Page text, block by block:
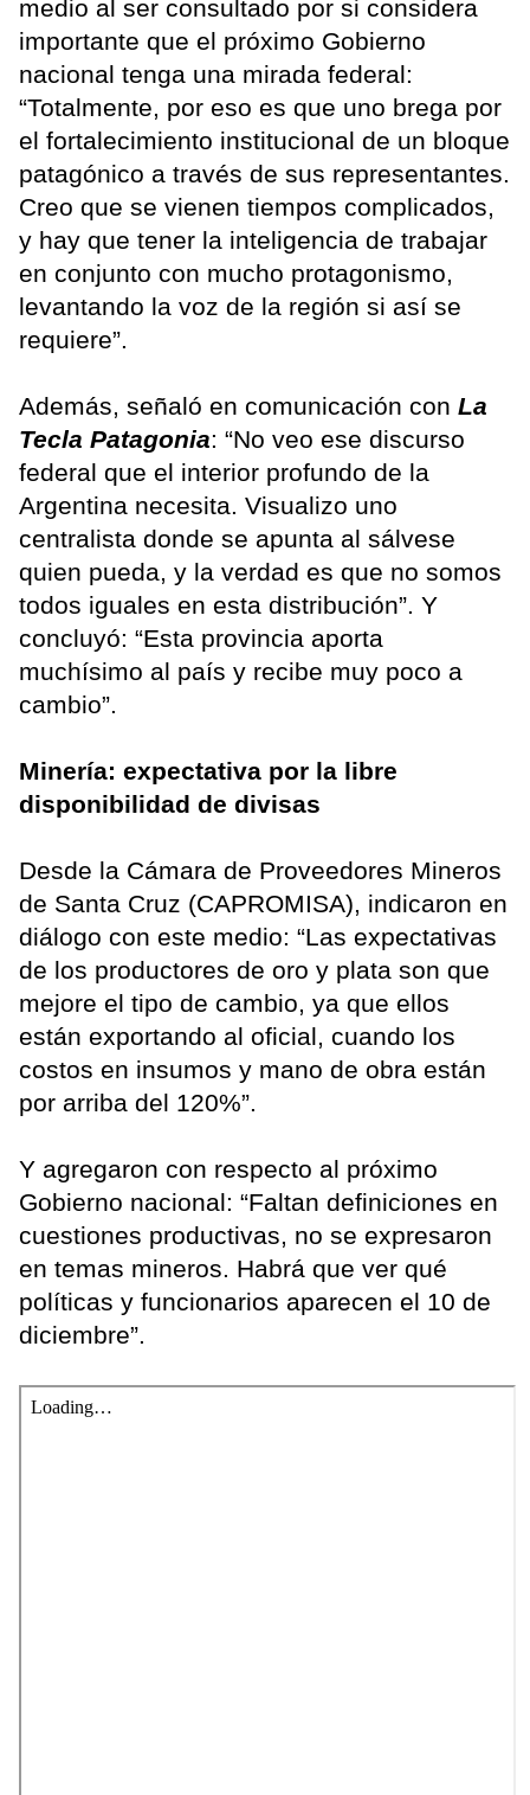
medio al ser consultado por si considera
importante que el próximo Gobierno
nacional tenga una mirada federal:
“Totalmente, por eso es que uno brega por
el fortalecimiento institucional de un bloque
patagónico a través de sus representantes.
Creo que se vienen tiempos complicados,
y hay que tener la inteligencia de trabajar
en conjunto con mucho protagonismo,
levantando la voz de la región si así se
requiere”.
Además, señaló en comunicación con La
Tecla Patagonia: “No veo ese discurso
federal que el interior profundo de la
Argentina necesita. Visualizo uno
centralista donde se apunta al sálvese
quien pueda, y la verdad es que no somos
todos iguales en esta distribución”. Y
concluyó: “Esta provincia aporta
muchísimo al país y recibe muy poco a
cambio”.
Minería: expectativa por la libre
disponibilidad de divisas
Desde la Cámara de Proveedores Mineros
de Santa Cruz (CAPROMISA), indicaron en
diálogo con este medio: “Las expectativas
de los productores de oro y plata son que
mejore el tipo de cambio, ya que ellos
están exportando al oficial, cuando los
costos en insumos y mano de obra están
por arriba del 120%”.
Y agregaron con respecto al próximo
Gobierno nacional: “Faltan definiciones en
cuestiones productivas, no se expresaron
en temas mineros. Habrá que ver qué
políticas y funcionarios aparecen el 10 de
diciembre”.